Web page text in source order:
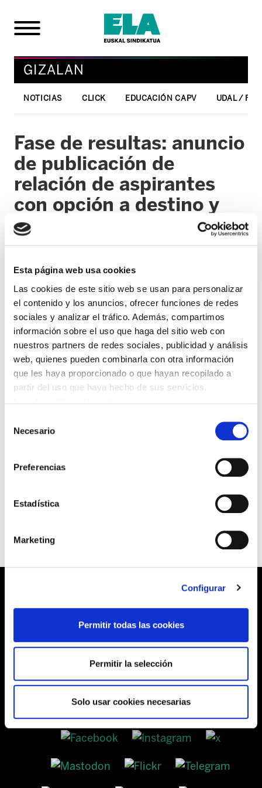
Esta página web usa cookies
Las cookies de este sitio web se usan para personalizar
el contenido y los anuncios, ofrecer funciones de redes
sociales y analizar el tráfico. Además, compartimos
información sobre el uso que haga del sitio web con
nuestros partners de redes sociales, publicidad y análisis
web, quienes pueden combinarla con otra información
que les haya proporcionado o que hayan recopilado a
partir del uso que haya hecho de sus servicios.
Necesario
Preferencias
Estadística
Marketing
Configurar
Permitir todas las cookies
Permitir la selección
Solo usar cookies necesarias
GIZALAN
NOTICIAS CLICK EDUCACIÓN CAPV UDAL /
Fase de resultas: anuncio
de publicación de
relación de aspirantes
con opción a destino y
relación de destinos
ofertados de FEM
Emergencias, Auxiliar
Enfermería, Cocinero/a y
Oficial Conductor/a
20/07/2011
GIZALAN
Con fecha 7 de julio, Osakidetza ha
colgado en su página web un aviso donde
distintas resoluciones de oferta de
RESULTAS de las siguientes categorías:
Para ver el fichero pinche aquí
Barrainkua, 13 48009 BILBO
SEDES